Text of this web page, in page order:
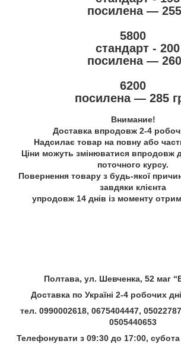
посилена — 255
5800
стандарт - 200
посилена — 260
6200
посилена — 285
Внимание!
Доставка впродовж 2-4
Надсилає товар на повну або
Ціни можуть змінюватися впродовж
поточного курсу.
Повернення товару з будь-якої
завдяки клієнта
упродовж 14 днів із моменту
Полтава, ул. Шевченка, 52 маг
Доставка по Україні 2-4 робочих
тел. 0990002618, 0675404447,
0505440653
Телефонувати з 09:30 до 17:00,